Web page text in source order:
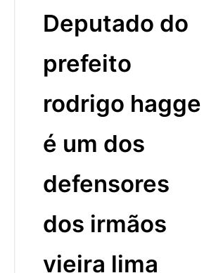
Deputado do
prefeito
rodrigo hagge
é um dos
defensores
dos irmãos
vieira lima